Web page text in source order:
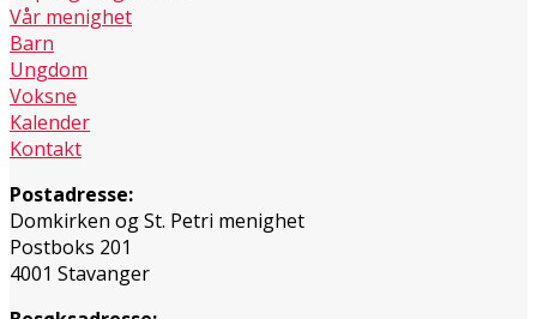
Vår menighet
Barn
Ungdom
Voksne
Kalender
Kontakt
Postadresse:
Domkirken og St. Petri menighet
Postboks 201
4001 Stavanger